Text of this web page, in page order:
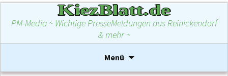
KiezBlatt.de
PM-Media ~ Wichtige PresseMeldungen aus Reinickendorf
& mehr ~
Menü
springen